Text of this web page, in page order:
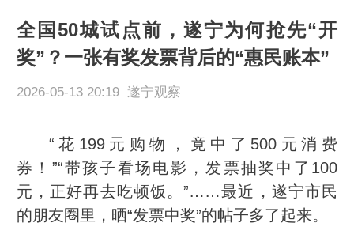
全国50城试点前，遂宁为何抢先“开
奖”？一张有奖发票背后的“惠民账本”
2026-05-13 20:19 遂宁观察
“花199元购物，竟中了500元消费
券！”“带孩子看场电影，发票抽奖中了100
元，正好再去吃顿饭。”……最近，遂宁市民
的朋友圈里，晒“发票中奖”的帖子多了起来。